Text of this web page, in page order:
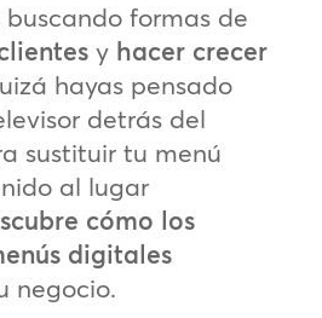
buscando formas de
y hacer crecer
hayas pensado
detrás del
sustituir tu menú
al lugar
cómo los
digitales
negocio.